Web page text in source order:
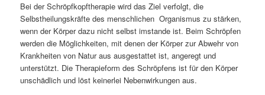
Bei der Schröpfkopftherapie wird das Ziel verfolgt, die
Selbstheilungskräfte des menschlichen Organismus zu stärken,
wenn der Körper dazu nicht selbst imstande ist. Beim Schröpfen
werden die Möglichkeiten, mit denen der Körper zur Abwehr von
Krankheiten von Natur aus ausgestattet ist, angeregt und
unterstützt. Die Therapieform des Schröpfens ist für den Körper
unschädlich und löst keinerlei Nebenwirkungen aus.